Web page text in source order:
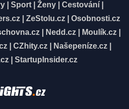
Sport Ženy Cestování
ZeStolu.cz
Osobnosti.cz
| Nedd.cz| Moulík.cz|
CZhity.cz Našepeníze.cz
StartupInsider.cz